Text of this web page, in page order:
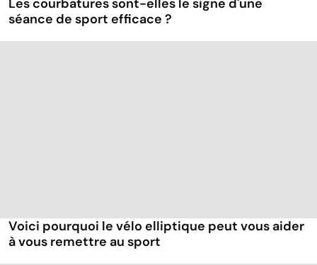
Les courbatures sont-elles le signe d'une
séance de sport efficace ?
Voici pourquoi le vélo elliptique peut vous aider
à vous remettre au sport